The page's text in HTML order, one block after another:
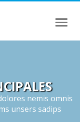
Toggle
nemis omnis
unsers sadips